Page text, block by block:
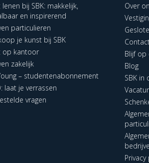
lenen bij SBK: makkelijk,
en inspirerend
particulieren
je kunst bij SBK
op kantoor
zakelijk
– studentenabonnement
laat je verrassen
vragen
Over
Blijf op
Blog
SBK in